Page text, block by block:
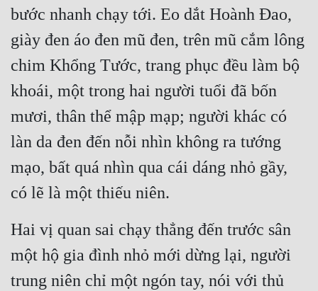
Thanh Xuân
Tiên Hiệp
Tiểu Thuyết
Trinh Thám
Triều Đấu
Trùng Sinh
Trọng Sinh
Tu Chân
Tu Tiên
bước nhanh chạy tới. Eo dắt Hoành Đao,
giày đen áo đen mũ đen, trên mũ cắm lông
chim Khổng Tước, trang phục đều làm bộ
khoái, một trong hai người tuổi đã bốn
mươi, thân thể mập mạp; người khác có
làn da đen đến nỗi nhìn không ra tướng
mạo, bất quá nhìn qua cái dáng nhỏ gầy,
có lẽ là một thiếu niên.
Hai vị quan sai chạy thẳng đến trước sân
một hộ gia đình nhỏ mới dừng lại, người
trung niên chỉ một ngón tay, nói với thủ